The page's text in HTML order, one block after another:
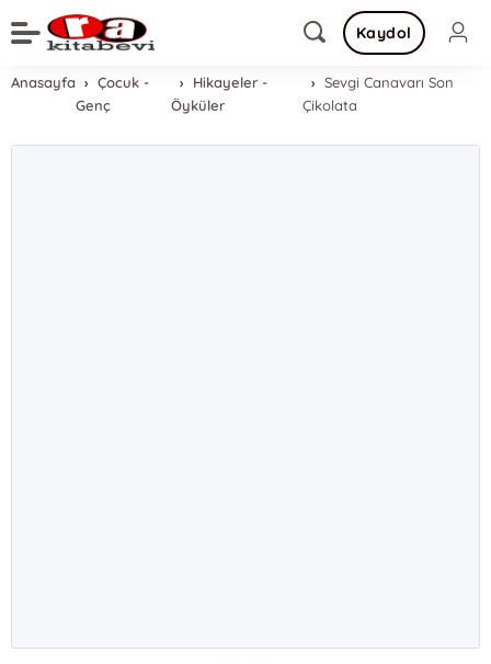
Kaydol
Anasayfa
Çocuk -
Genç
Hikayeler -
Öyküler
Sevgi Canavarı Son
Çikolata